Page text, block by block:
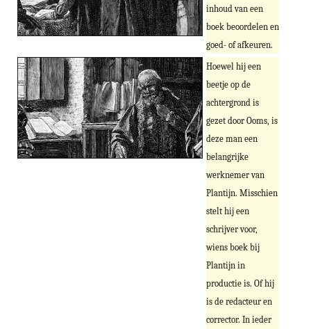
inhoud van een
boek beoordelen en
goed- of afkeuren.
Hoewel hij een
beetje op de
achtergrond is
gezet door Ooms, is
deze man een
belangrijke
werknemer van
Plantijn. Misschien
stelt hij een
schrijver voor,
wiens boek bij
Plantijn in
productie is. Of hij
is de redacteur en
corrector. In ieder